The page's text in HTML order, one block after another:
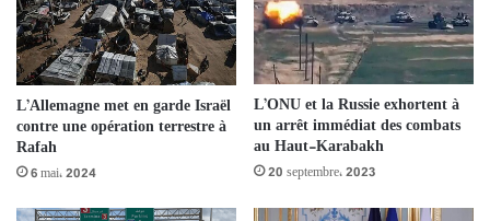
L’Allemagne met en garde Israël
contre une opération terrestre à
Rafah
6 mai، 2024
L’ONU et la Russie exhortent à
un arrêt immédiat des combats
au Haut-Karabakh
20 septembre، 2023